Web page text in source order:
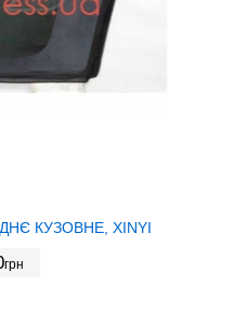
КУЗОВНЕ, XINYI
грн